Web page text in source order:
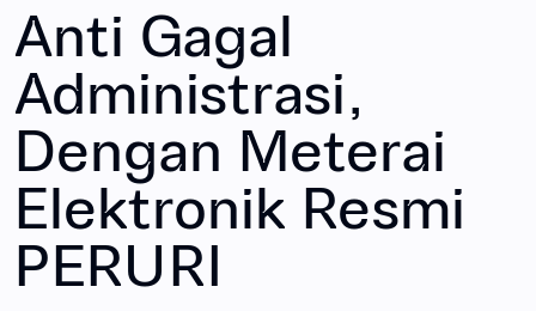
Tentang Kami
Karir
Informasi
Hubungi Kami
Anti Gagal
Administrasi,
Dengan Meterai
Elektronik Resmi
PERURI